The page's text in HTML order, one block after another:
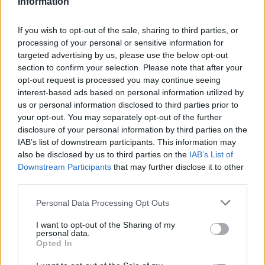
If you wish to opt-out of the sale, sharing to third parties, or
processing of your personal or sensitive information for
targeted advertising by us, please use the below opt-out
section to confirm your selection. Please note that after your
opt-out request is processed you may continue seeing
interest-based ads based on personal information utilized by
us or personal information disclosed to third parties prior to
your opt-out. You may separately opt-out of the further
disclosure of your personal information by third parties on the
IAB’s list of downstream participants. This information may
also be disclosed by us to third parties on the IAB’s List of
Downstream Participants that may further disclose it to other
Please note that this website/app uses one or more Google
not limited to your visit or usage behaviour. You may click to
grant or deny consent to Google and its third-party tags to
use your data for below specified purposes in below Google
consent section.
Personal Data Processing Opt Outs
I want to opt-out of the Sharing of my
personal data.
Opted In
A Hamasz és az Iszlám Dzsihád szervezet feltűnően
hallgat az ügyben, a Fatah egyik börtönbüntetését töltő
oszlopos tagja pedig nyíltan elítélte Irfaiya tettét,
hozzátéve, arra kérte a palesztin hatóságot, semmit se
fizessen a férfinek tettéért.
„Soha nem fogadnánk el itt egy
hozzá hasonló embert. El kell
ítélni azért amit azzal a nővel
tett. Ha a közelünkbe kerül, senki
sem akadályozhatja meg, hogy
valami baja essen.”
Ori Ansbacher meggyilkolása sokkolta Izraelt,